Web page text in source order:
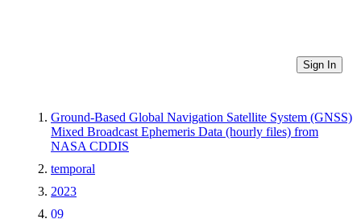
Sign In
Ground-Based Global Navigation Satellite System (GNSS)
Mixed Broadcast Ephemeris Data (hourly files) from
NASA CDDIS
temporal
2023
09